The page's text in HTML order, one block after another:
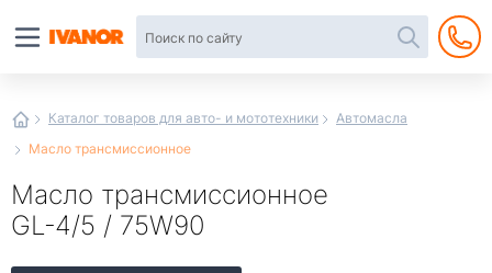
Каталог товаров для авто- и мототехники
Автомасла
Масло трансмиссионное
Масло трансмиссионное
GL-4/5 / 75W90
интернет-